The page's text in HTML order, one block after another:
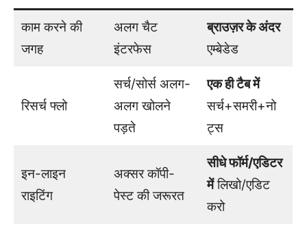
काम करने की
जगह
अलग चैट
इंटरफेस
ब्राउज़र के अंदर
एम्बेडेड
रिसर्च फ्लो
सर्च/सोर्स अलग-
अलग खोलने
पड़ते
एक ही टैब में
सर्च+समरी+नो
ट्स
इन-लाइन
राइटिंग
अक्सर कॉपी-
पेस्ट की जरूरत
सीधे फॉर्म/एडिटर
मेंलिखो/एडिट
करो